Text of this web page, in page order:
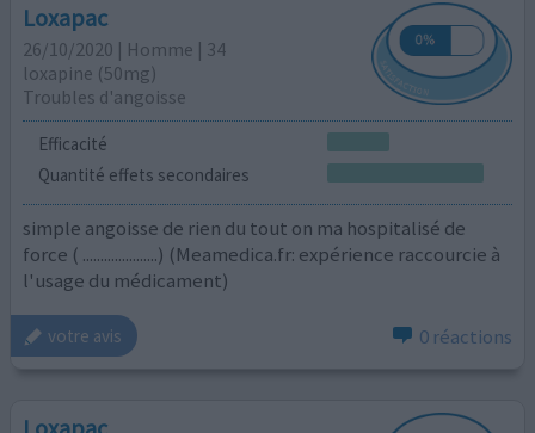
Loxapac
26/10/2020 | Homme | 34
loxapine (50mg)
Troubles d'angoisse
Efficacité
Quantité effets secondaires
simple angoisse de rien du tout on ma hospitalisé de
force ( .....................) (Meamedica.fr: expérience raccourcie à
l'usage du médicament)
votre avis 0 réactions